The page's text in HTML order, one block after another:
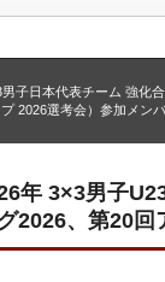
男子日本代表チーム 強化
2026選考会）参加メン
年 3×3男子
2026、第20